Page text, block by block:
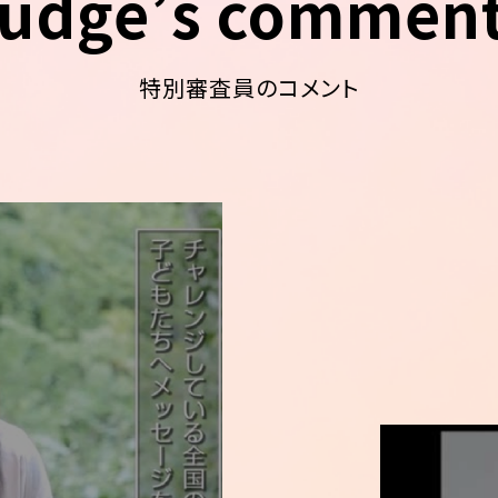
特別審査員のコメント